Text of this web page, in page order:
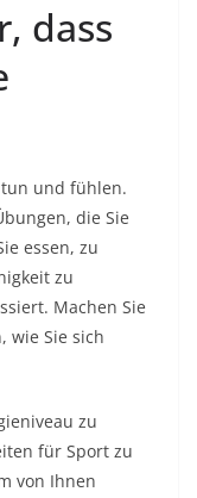
dass
tun und fühlen.
die Sie
essen, zu
zu
Machen Sie
wie Sie sich
zu
für Sport zu
von Ihnen